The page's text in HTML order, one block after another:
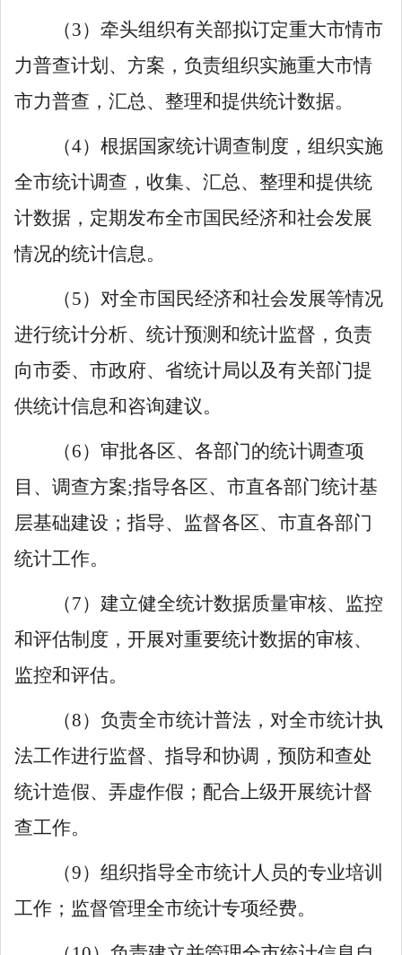
（3）牵头组织有关部拟订定重大市情市
力普查计划、方案，负责组织实施重大市情
市力普查，汇总、整理和提供统计数据。
（4）根据国家统计调查制度，组织实施
全市统计调查，收集、汇总、整理和提供统
计数据，定期发布全市国民经济和社会发展
情况的统计信息。
（5）对全市国民经济和社会发展等情况
进行统计分析、统计预测和统计监督，负责
向市委、市政府、省统计局以及有关部门提
供统计信息和咨询建议。
（6）审批各区、各部门的统计调查项
目、调查方案;指导各区、市直各部门统计基
层基础建设；指导、监督各区、市直各部门
统计工作。
（7）建立健全统计数据质量审核、监控
和评估制度，开展对重要统计数据的审核、
监控和评估。
（8）负责全市统计普法，对全市统计执
法工作进行监督、指导和协调，预防和查处
统计造假、弄虚作假；配合上级开展统计督
查工作。
（9）组织指导全市统计人员的专业培训
工作；监督管理全市统计专项经费。